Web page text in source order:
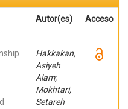
Autor(es) Acceso
Hakkakan,
Asiyeh
Alam;
Mokhtari,
Setareh